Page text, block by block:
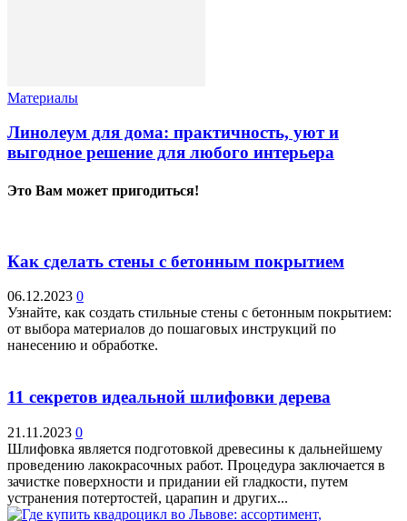
Материалы
Линолеум для дома: практичность, уют и
выгодное решение для любого интерьера
Это Вам может пригодиться!
Как сделать стены с бетонным покрытием
06.12.2023 0
Узнайте, как создать стильные стены с бетонным покрытием:
от выбора материалов до пошаговых инструкций по
нанесению и обработке.
11 секретов идеальной шлифовки дерева
21.11.2023 0
Шлифовка является подготовкой древесины к дальнейшему
проведению лакокрасочных работ. Процедура заключается в
зачистке поверхности и придании ей гладкости, путем
устранения потертостей, царапин и других...